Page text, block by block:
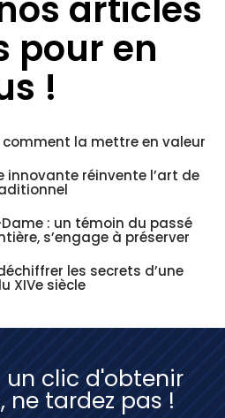
articles
pour en
!
la mettre en valeur
innovante réinvente l’art de
: un témoin du passé
s’engage à préserver
les secrets d’une
XIVe siècle
un clic d'obtenir
ne tardez pas !